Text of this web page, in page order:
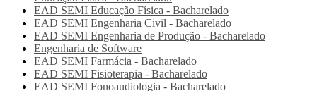
EAD SEMI Educação Física - Bacharelado
EAD SEMI Engenharia Civil - Bacharelado
EAD SEMI Engenharia de Produção - Bacharelado
Engenharia de Software
EAD SEMI Farmácia - Bacharelado
EAD SEMI Fisioterapia - Bacharelado
EAD SEMI Fonoaudiologia - Bacharelado